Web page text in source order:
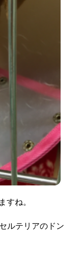
すね。
ルテリアのドン